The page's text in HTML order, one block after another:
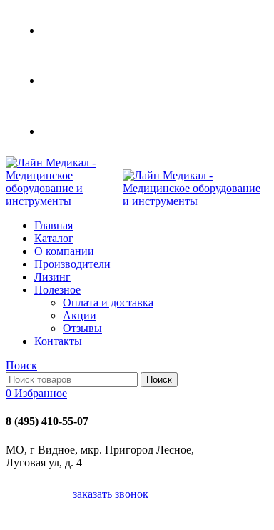
Главная
Каталог
О компании
Производители
Лизинг
Полезное
Оплата и доставка
Акции
Отзывы
Контакты
Поиск
Поиск
0 Избранное
8 (495) 410-55-07
МО, г Видное, мкр. Пригород Лесное,
Луговая ул, д. 4
заказать звонок